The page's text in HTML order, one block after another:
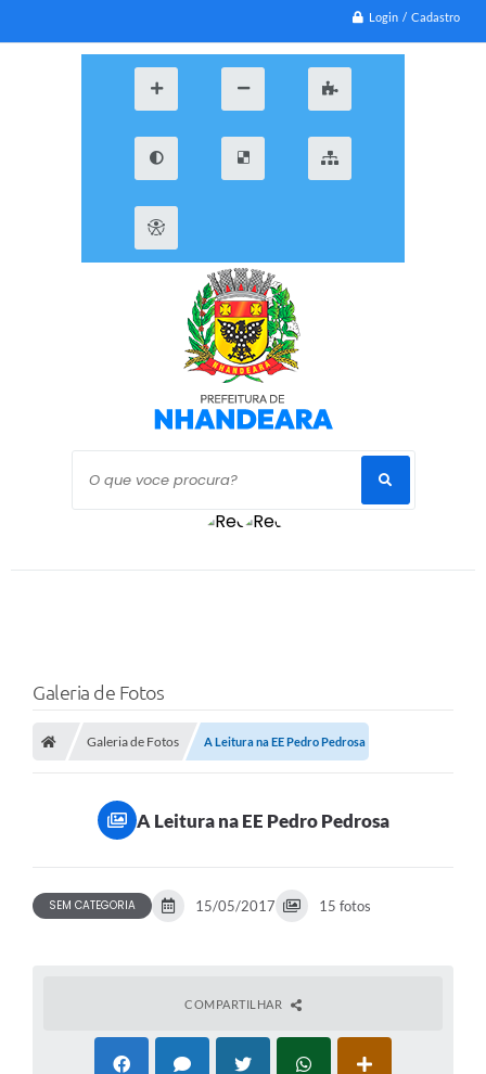
Login / Cadastro
O que voce procura?
Galeria de Fotos
Galeria de Fotos A Leitura na EE Pedro Pedrosa
A Leitura na EE Pedro Pedrosa
SEM CATEGORIA 15/05/2017 15 fotos
COMPARTILHAR